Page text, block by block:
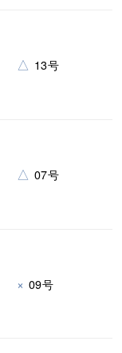
△ 13号
△ 07号
× 09号